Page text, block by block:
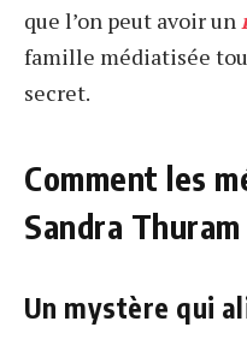
que l’on peut avoir un
famille médiatisée
secret.
Comment les
Sandra Thuram
Un mystère qui